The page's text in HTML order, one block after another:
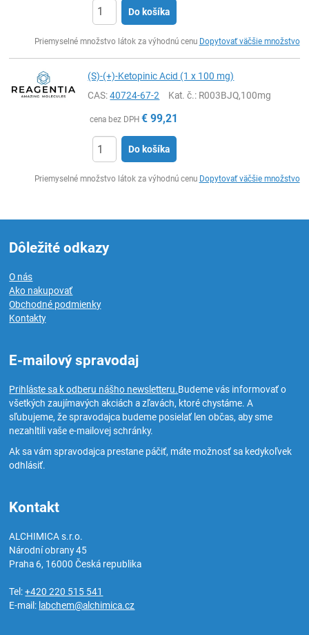
Do košíka
Priemyselné množstvo látok za výhodnú cenu Dopytovať väčšie množstvo
(S)-(+)-Ketopinic Acid (1 x 100 mg)
CAS:40724-67-2 Kat. č.: R003BJQ,100mg
cena bez DPH € 99,21
Do košíka
Priemyselné množstvo látok za výhodnú cenu Dopytovať väčšie množstvo
Dôležité odkazy
O nás
Ako nakupovať
Obchodné podmienky
Kontakty
E-mailový spravodaj
Prihláste sa k odberu nášho newsletteru.Budeme vás informovať o
všetkých zaujímavých akciách a zľavách, ktoré chystáme. A
sľubujeme, že spravodajca budeme posielať len občas, aby sme
nezahltili vaše e-mailovej schránky.
Ak sa vám spravodajca prestane páčiť, máte možnosť sa kedykoľvek
odhlásiť.
Kontakt
ALCHIMICA s.r.o.
Národní obrany 45
Praha 6, 16000Česká republika
Tel:+420 220 515 541
E-mail: labchem@alchimica.cz